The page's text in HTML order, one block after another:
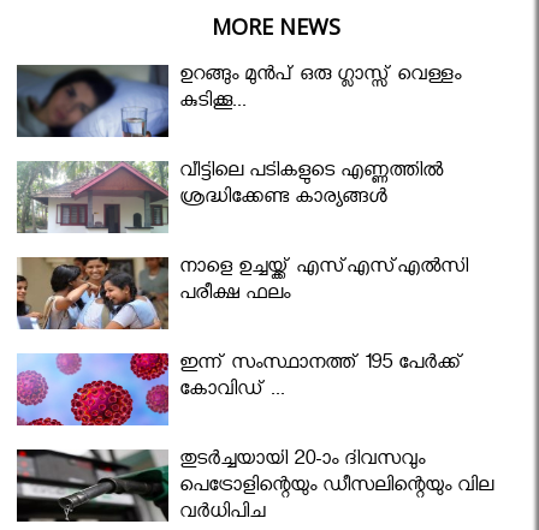
MORE NEWS
ഉറങ്ങും മുന്‍പ് ഒരു ഗ്ലാസ്സ് വെള്ളം
കുടിക്കൂ...
വീട്ടിലെ പടികളുടെ എണ്ണത്തിൽ
ശ്രദ്ധിക്കേണ്ട കാര്യങ്ങൾ
നാളെ ഉച്ചയ്ക്ക് എസ്എസ്എല്‍സി
പരീക്ഷ ഫലം
ഇന്ന് സംസ്ഥാനത്ത് 195 പേര്‍ക്ക്
കോവിഡ് ...
തുടർച്ചയായി 20-ാം ദിവസവും
പെട്രോളിന്റെയും ഡീസലിന്റെയും വില
വര്‍ധിപ്പിച്ചു